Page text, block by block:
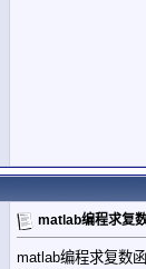
matlab编程求复
matlab编程求复数